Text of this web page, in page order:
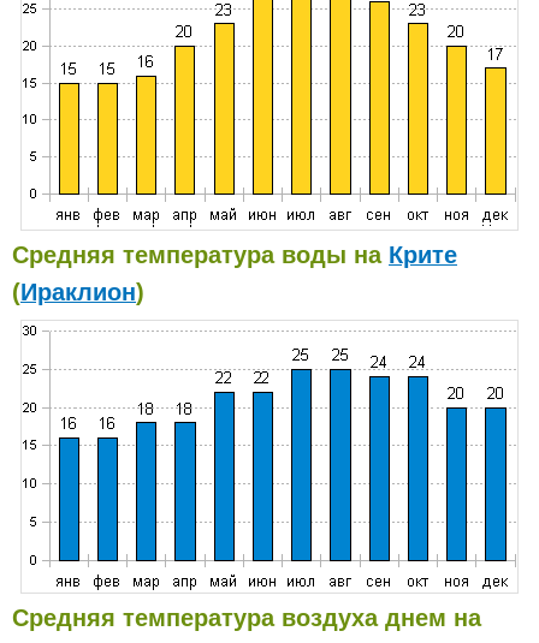
Средняя температура воды на Крите
(Ираклион)
Средняя температура воздуха днем на